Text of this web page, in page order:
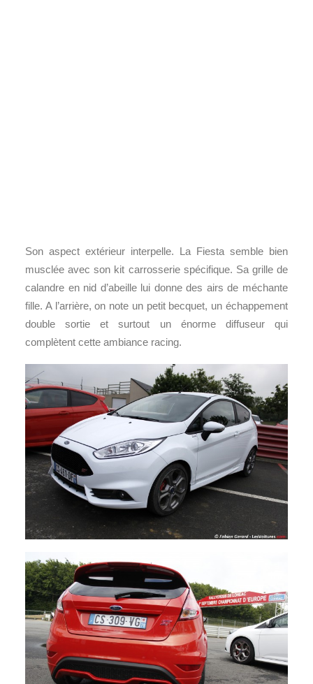
Son aspect extérieur interpelle. La Fiesta semble bien
musclée avec son kit carrosserie spécifique. Sa grille de
calandre en nid d’abeille lui donne des airs de méchante
fille. A l’arrière, on note un petit becquet, un échappement
double sortie et surtout un énorme diffuseur qui
complètent cette ambiance racing.